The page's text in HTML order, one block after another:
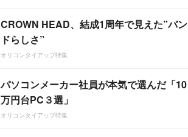
CROWN HEAD、結成1周年で見えた”バン
ドらしさ”
オリコンタイアップ特集
パソコンメーカー社員が本気で選んだ「10
万円台PC３選」
オリコンタイアップ特集